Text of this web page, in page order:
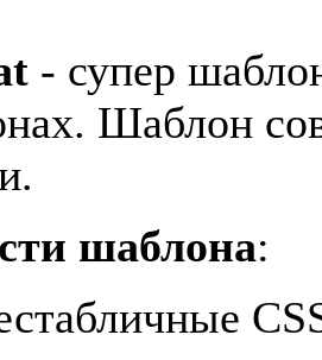
- супер
Шаблон
шаблона: